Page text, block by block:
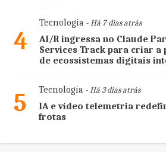
4
Tecnologia- Há 7 dias atrás
AI/R ingressa no Claude
Services Track para criar a
de ecossistemas digitais
5 Tecnologia- Há 3 dias atrás
IA e vídeo telemetria
frotas